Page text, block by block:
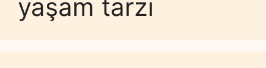
yaşam tarzı